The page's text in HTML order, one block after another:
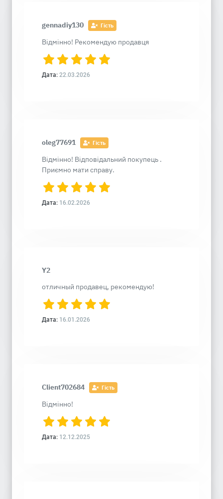
gennadiy130 Гість
Відмінно! Рекомендую продавця
Дата: 22.03.2026
oleg77691 Гість
Відмінно! Відповідальний покупець .
Приємно мати справу.
Дата: 16.02.2026
Y2
отличный продавец, рекомендую!
Дата: 16.01.2026
Client702684 Гість
Відмінно!
Дата: 12.12.2025